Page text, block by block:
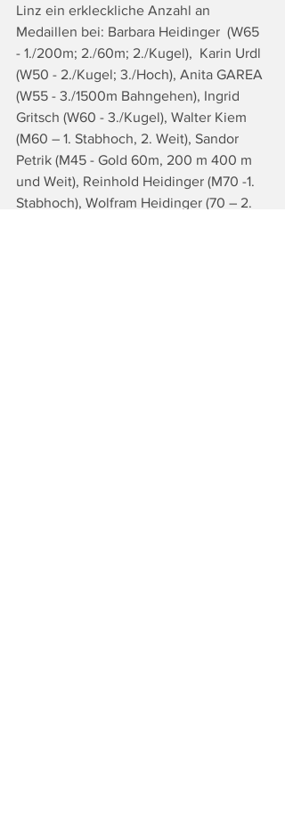
Linz ein erkleckliche Anzahl an
Medaillen bei: Barbara Heidinger  (W65
- 1./200m; 2./60m; 2./Kugel),  Karin Urdl
(W50 - 2./Kugel; 3./Hoch), Anita GAREA
(W55 - 3./1500m Bahngehen), Ingrid
Gritsch (W60 - 3./Kugel), Walter Kiem
(M60 – 1. Stabhoch, 2. Weit), Sandor
Petrik (M45 - Gold 60m, 200 m 400 m
und Weit), Reinhold Heidinger (M70 -1.
Stabhoch), Wolfram Heidinger (70 – 2.